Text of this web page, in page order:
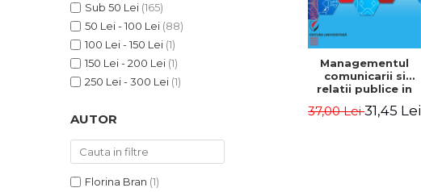
PACHETE DE STUDIU
PROMOȚIILE LUNII
Sub 50 Lei (165)
50 Lei - 100 Lei (88)
100 Lei - 150 Lei (1)
150 Lei - 200 Lei (1)
250 Lei - 300 Lei (1)
AUTOR
Florina Bran (1)
Managementul
comunicarii si
relatii publice in
Dumitrascu
37,00 Lei31,45 Lei